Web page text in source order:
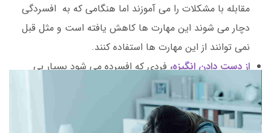
مقابله با مشکلات را می آموزند اما هنگامی که به افسردگی
دچار می شوند این مهارت ها کاهش یافته است و مثل قبل
نمی توانند از این مهارت ها استفاده کنند.
از دست دادن انگیزه،فردی که افسرده می شود بسیار بی
انگیزه شده، حوصله انجام کار ها و پیگیری آن ها را ندارد،
نسبت به مسئولیت های خود بی توجه است، از انجام کارها
شانه خالی می کند و انگیزه لازم برای دنبال کردن کارها را